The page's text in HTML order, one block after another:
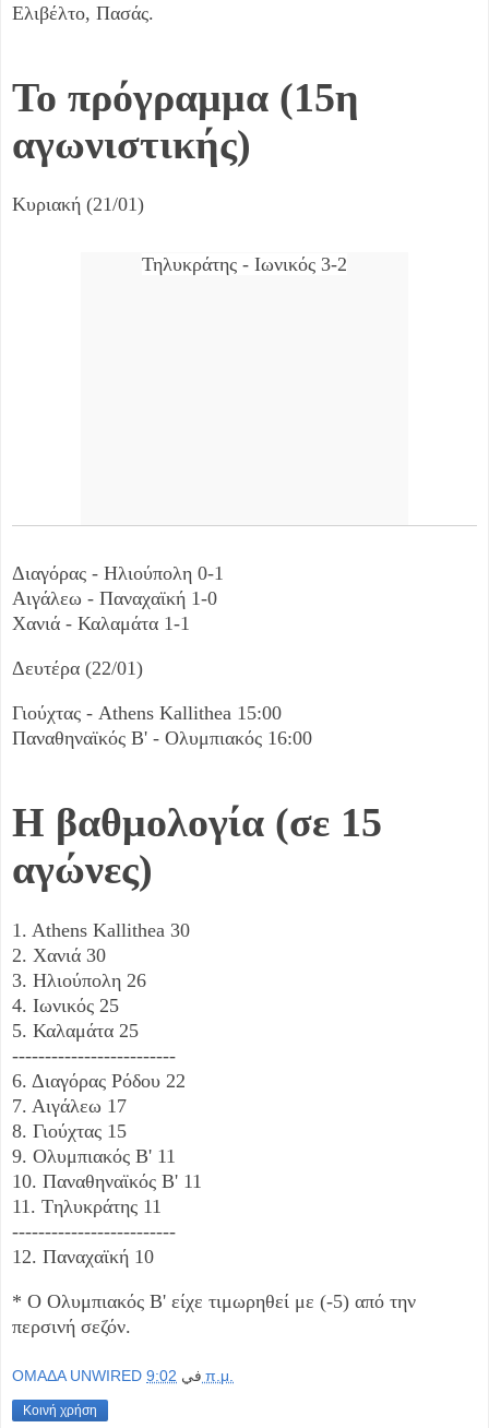
Ελιβέλτο, Πασάς.
Το πρόγραμμα (15η
αγωνιστικής)
Κυριακή (21/01)
Τηλυκράτης - Ιωνικός 3-2
Διαγόρας - Ηλιούπολη 0-1
Αιγάλεω - Παναχαϊκή 1-0
Χανιά - Καλαμάτα 1-1
Δευτέρα (22/01)
Γιούχτας - Athens Kallithea 15:00
Παναθηναϊκός Β' - Ολυμπιακός 16:00
Η βαθμολογία (σε 15
αγώνες)
1. Athens Kallithea 30
2. Χανιά 30
3. Ηλιούπολη 26
4. Ιωνικός 25
5. Καλαμάτα 25
-------------------------
6. Διαγόρας Ρόδου 22
7. Αιγάλεω 17
8. Γιούχτας 15
9. Ολυμπιακός Β' 11
10. Παναθηναϊκός Β' 11
11. Tηλυκράτης 11
-------------------------
12. Παναχαϊκή 10
* Ο Ολυμπιακός Β' είχε τιμωρηθεί με (-5) από την
περσινή σεζόν.
OMAΔΑ UNWIRED في 9:02 π.μ.
Κοινή χρήση